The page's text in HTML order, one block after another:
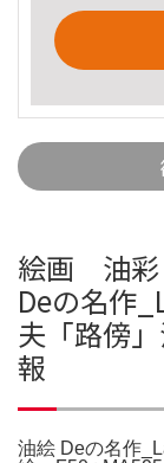
絵画 油彩
Deの名作
夫「路傍
報
油絵 Deの名作